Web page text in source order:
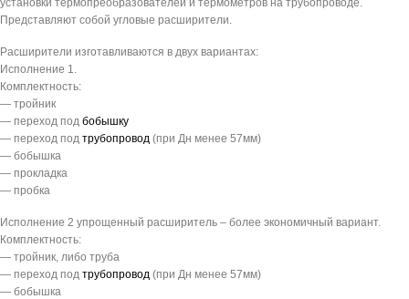
установки термопреобразователей и термометров на трубопроводе.
Представляют собой угловые расширители.
Расширители изготавливаются в двух вариантах:
Исполнение 1.
Комплектность:
— тройник
— переход под бобышку
— переход под трубопровод (при Дн менее 57мм)
— бобышка
— прокладка
— пробка
Исполнение 2 упрощенный расширитель – более экономичный вариант.
Комплектность:
— тройник, либо труба
— переход под трубопровод (при Дн менее 57мм)
— бобышка